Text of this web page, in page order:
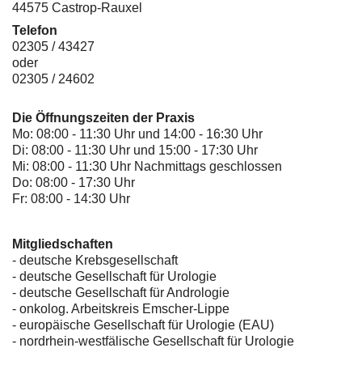
44575 Castrop-Rauxel
Telefon
02305 / 43427
oder
02305 / 24602
Die Öffnungszeiten der Praxis
Mo: 08:00 - 11:30 Uhr und 14:00 - 16:30 Uhr
Di: 08:00 - 11:30 Uhr und 15:00 - 17:30 Uhr
Mi: 08:00 - 11:30 Uhr Nachmittags geschlossen
Do: 08:00 - 17:30 Uhr
Fr: 08:00 - 14:30 Uhr
Mitgliedschaften
- deutsche Krebsgesellschaft
- deutsche Gesellschaft für Urologie
- deutsche Gesellschaft für Andrologie
- onkolog. Arbeitskreis Emscher-Lippe
- europäische Gesellschaft für Urologie (EAU)
- nordrhein-westfälische Gesellschaft für Urologie